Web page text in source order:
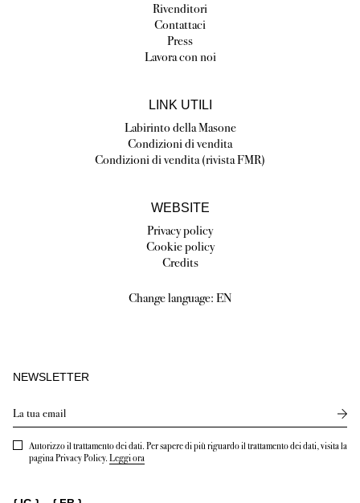
Rivenditori
Contattaci
Press
Lavora con noi
LINK UTILI
Labirinto della Masone
Condizioni di vendita
Condizioni di vendita (rivista FMR)
WEBSITE
Privacy policy
Cookie policy
Credits
Change language: EN
NEWSLETTER
Autorizzo il trattamento dei dati. Per sapere di più riguardo il trattamento dei dati, visita la
pagina Privacy Policy. Leggi ora